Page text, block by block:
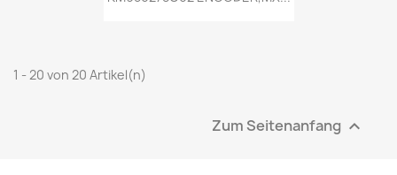
1 - 20 von 20 Artikel(n)
Zum Seitenanfang 